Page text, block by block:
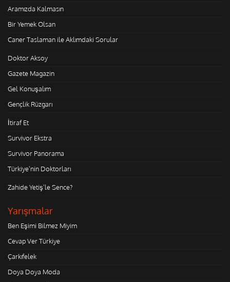
Aramızda Kalmasın
Bir Yemek Olsan
Caner Taslaman ile Aklımdaki Sorular
Doktor Aksoy
Gazete Magazin
Gel Konuşalım
Gençlik Rüzgarı
İtiraf Et
Survivor Ekstra
Survivor Panorama
Türkiye'nin Doktorları
Zahide Yetiş'le Sence?
Yarışmalar
Ben Eşimi Bilmez Miyim
Cevap Ver Türkiye
Çarkıfelek
Doya Doya Moda